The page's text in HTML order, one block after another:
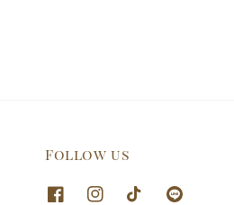
Follow us